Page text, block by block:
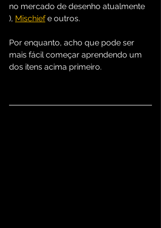
no mercado de desenho atualmente
), Mischief e outros.
Por enquanto, acho que pode ser
mais fácil começar aprendendo um
dos itens acima primeiro.